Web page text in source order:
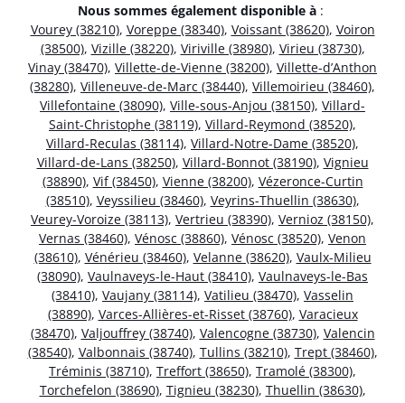
Nous sommes également disponible à :
Vourey (38210), Voreppe (38340), Voissant (38620), Voiron
(38500), Vizille (38220), Viriville (38980), Virieu (38730),
Vinay (38470), Villette-de-Vienne (38200), Villette-d’Anthon
(38280), Villeneuve-de-Marc (38440), Villemoirieu (38460),
Villefontaine (38090), Ville-sous-Anjou (38150), Villard-
Saint-Christophe (38119), Villard-Reymond (38520),
Villard-Reculas (38114), Villard-Notre-Dame (38520),
Villard-de-Lans (38250), Villard-Bonnot (38190), Vignieu
(38890), Vif (38450), Vienne (38200), Vézeronce-Curtin
(38510), Veyssilieu (38460), Veyrins-Thuellin (38630),
Veurey-Voroize (38113), Vertrieu (38390), Vernioz (38150),
Vernas (38460), Vénosc (38860), Vénosc (38520), Venon
(38610), Vénérieu (38460), Velanne (38620), Vaulx-Milieu
(38090), Vaulnaveys-le-Haut (38410), Vaulnaveys-le-Bas
(38410), Vaujany (38114), Vatilieu (38470), Vasselin
(38890), Varces-Allières-et-Risset (38760), Varacieux
(38470), Valjouffrey (38740), Valencogne (38730), Valencin
(38540), Valbonnais (38740), Tullins (38210), Trept (38460),
Tréminis (38710), Treffort (38650), Tramolé (38300),
Torchefelon (38690), Tignieu (38230), Thuellin (38630),